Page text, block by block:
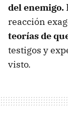
del enemigo.
reacción
teorías de
testigos y
visto.